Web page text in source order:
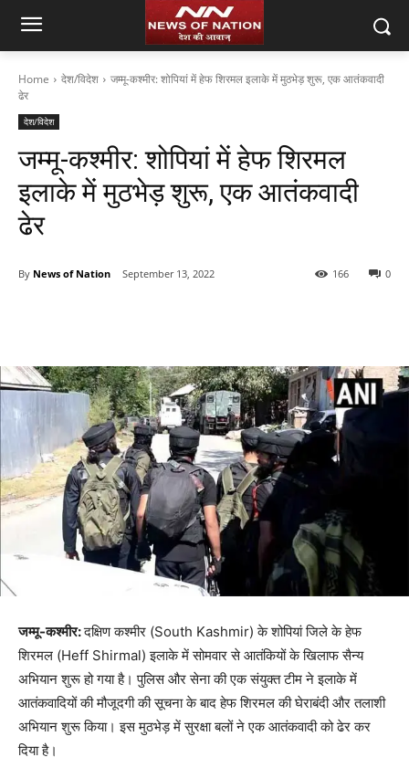
Home देश/विदेश
जम्मू-कश्मीर: शोपियां में हेफ शिरमल इलाके में मुठभेड़ शुरू, एक आतंकवादी
ढेर
देश/विदेश
जम्मू-कश्मीर: शोपियां में हेफ शिरमल
इलाके में मुठभेड़ शुरू, एक आतंकवादी
ढेर
By News of Nation September 13, 2022 0
166
जम्मू-कश्मीर:दक्षिण कश्मीर (South Kashmir) के शोपियां जिले के हेफ
शिरमल (Heff Shirmal) इलाके में सोमवार से आतंकियों के खिलाफ सैन्य
अभियान शुरू हो गया है। पुलिस और सेना की एक संयुक्त टीम ने इलाके में
आतंकवादियों की मौजूदगी की सूचना के बाद हेफ शिरमल की घेराबंदी और तलाशी
अभियान शुरू किया। इस मुठभेड़ में सुरक्षा बलों ने एक आतंकवादी को ढेर कर
दिया है।